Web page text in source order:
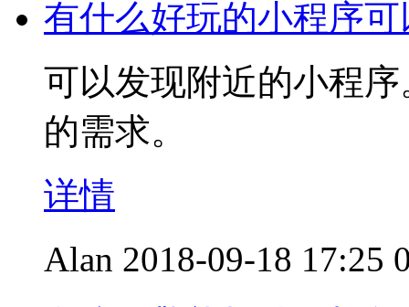
有什么好玩的小程序
可以发现附近的小程
的需求。
详情
Alan 2018-09-18 17:25